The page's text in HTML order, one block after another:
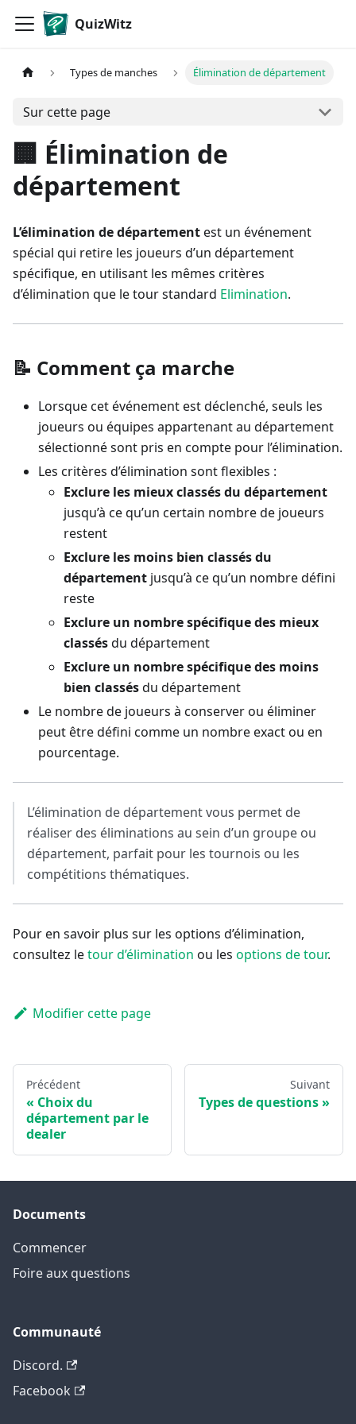
QuizWitz
Types de manches Élimination de département
Sur cette page
🏢 Élimination de
département
L’élimination de départementest un événement
spécial qui retire les joueurs d’un département
spécifique, en utilisant les mêmes critères
d’élimination que le tour standard Elimination.
📝 Comment ça marche
Lorsque cet événement est déclenché, seuls les
joueurs ou équipes appartenant au département
sélectionné sont pris en compte pour l’élimination.
Les critères d’élimination sont flexibles :
Exclure les mieux classés du département
jusqu’à ce qu’un certain nombre de joueurs
restent
Exclure les moins bien classés du
département jusqu’à ce qu’un nombre défini
reste
Exclure un nombre spécifique des mieux
classésdu département
Exclure un nombre spécifique des moins
bien classésdu département
Le nombre de joueurs à conserver ou éliminer
peut être défini comme un nombre exact ou en
pourcentage.
L’élimination de département vous permet de
réaliser des éliminations au sein d’un groupe ou
département, parfait pour les tournois ou les
compétitions thématiques.
Pour en savoir plus sur les options d’élimination,
consultez letour d’élimination ou les options de tour.
Modifier cette page
Précédent
Choix du
département par le
dealer
Suivant
Types de questions
Documents
Commencer
Foire aux questions
Communauté
Discord.
Facebook